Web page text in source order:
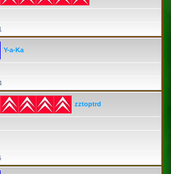
Y-a-Ka
zztoptrd